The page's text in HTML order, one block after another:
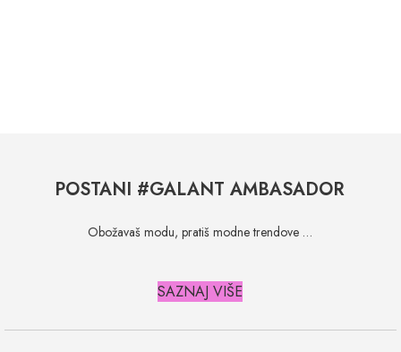
POSTANI #GALANT AMBASADOR
Obožavaš modu, pratiš modne trendove …
SAZNAJ VIŠE